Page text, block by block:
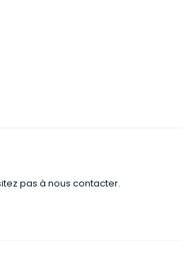
pas à nous contacter.